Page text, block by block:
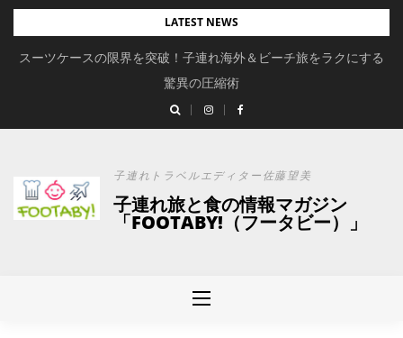
Skip
content
LATEST NEWS
スーツケースの限界を突破！子連れ海外＆ビーチ旅をラクにする
驚異の圧縮術
子連れトラベルエディター佐藤望美
子連れ旅と食の情報マガジン
「FOOTABY!（フータビー）」